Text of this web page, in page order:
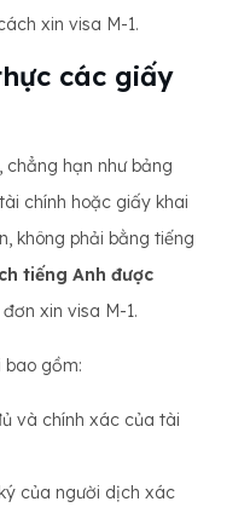
xin visa M-1.
các giấy
chẳng hạn như bảng
chính hoặc giấy khai
không phải bằng tiếng
tiếng Anh được
xin visa M-1.
bao gồm:
và chính xác của tài
của người dịch xác